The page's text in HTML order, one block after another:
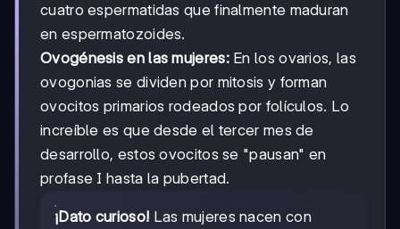
cuatro espermatidas que finalmente maduran
en espermatozoides.
Ovogénesis en las mujeres:En los ovarios, las
ovogonias se dividen por mitosis y forman
ovocitos primarios rodeados por folículos. Lo
increíble es que desde el tercer mes de
desarrollo, estos ovocitos se "pausan" en
profase I hasta la pubertad.
¡Dato curioso! Las mujeres nacen con